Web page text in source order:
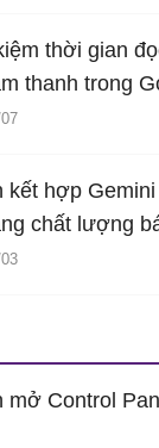
thời gian
thanh trong
kết hợp
chất lượng
mở Control